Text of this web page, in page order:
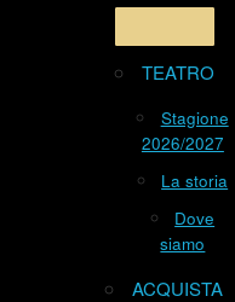
TEATRO
Stagione
2026/2027
La storia
Dove
siamo
ACQUISTA